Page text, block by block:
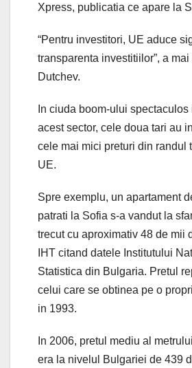
Xpress, publicatia ce apare la
“Pentru investitori, UE aduce
transparenta investitiilor”, a
Dutchev.
In ciuda boom-ului
acest sector, cele doua tari au
cele mai mici preturi din randul
UE.
Spre exemplu, un apartament
patrati la Sofia s-a vandut la
trecut cu aproximativ 48 de mii
IHT citand datele Institutului
Statistica din Bulgaria. Pretul
celui care se obtinea pe o
in 1993.
In 2006, pretul mediu al
era la nivelul Bulgariei de 439